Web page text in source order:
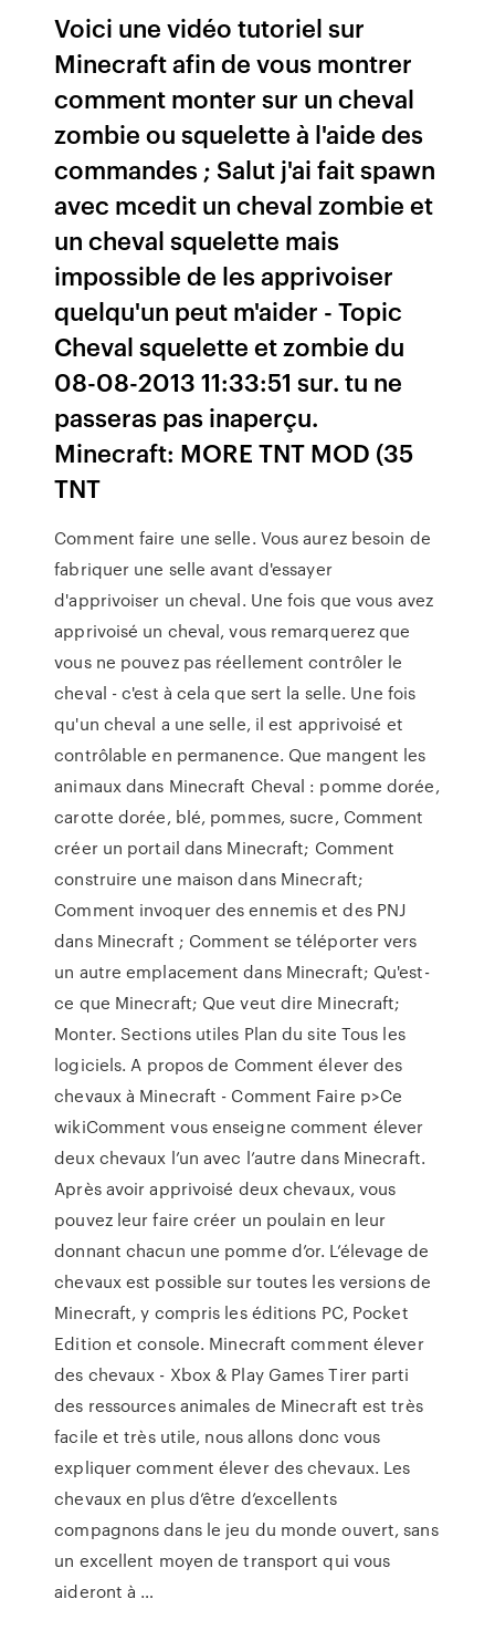
Voici une vidéo tutoriel sur
Minecraft afin de vous montrer
comment monter sur un cheval
zombie ou squelette à l'aide des
commandes ; Salut j'ai fait spawn
avec mcedit un cheval zombie et
un cheval squelette mais
impossible de les apprivoiser
quelqu'un peut m'aider - Topic
Cheval squelette et zombie du
08-08-2013 11:33:51 sur. tu ne
passeras pas inaperçu.
Minecraft: MORE TNT MOD (35
TNT
Comment faire une selle. Vous aurez besoin de
fabriquer une selle avant d'essayer
d'apprivoiser un cheval. Une fois que vous avez
apprivoisé un cheval, vous remarquerez que
vous ne pouvez pas réellement contrôler le
cheval - c'est à cela que sert la selle. Une fois
qu'un cheval a une selle, il est apprivoisé et
contrôlable en permanence. Que mangent les
animaux dans Minecraft Cheval : pomme dorée,
carotte dorée, blé, pommes, sucre, Comment
créer un portail dans Minecraft; Comment
construire une maison dans Minecraft;
Comment invoquer des ennemis et des PNJ
dans Minecraft ; Comment se téléporter vers
un autre emplacement dans Minecraft; Qu'est-
ce que Minecraft; Que veut dire Minecraft;
Monter. Sections utiles Plan du site Tous les
logiciels. A propos de Comment élever des
chevaux à Minecraft - Comment Faire p>Ce
wikiComment vous enseigne comment élever
deux chevaux l’un avec l’autre dans Minecraft.
Après avoir apprivoisé deux chevaux, vous
pouvez leur faire créer un poulain en leur
donnant chacun une pomme d’or. L’élevage de
chevaux est possible sur toutes les versions de
Minecraft, y compris les éditions PC, Pocket
Edition et console. Minecraft comment élever
des chevaux - Xbox & Play Games Tirer parti
des ressources animales de Minecraft est très
facile et très utile, nous allons donc vous
expliquer comment élever des chevaux. Les
chevaux en plus d’être d’excellents
compagnons dans le jeu du monde ouvert, sans
un excellent moyen de transport qui vous
aideront à …